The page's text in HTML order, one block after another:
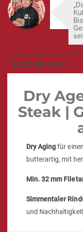
BESCHREIBUNG
Dry
Steak |
Dry Agingfür
butterartig, mit
Min. 32 mm
Simmentaler
und Nachhaltigkeit